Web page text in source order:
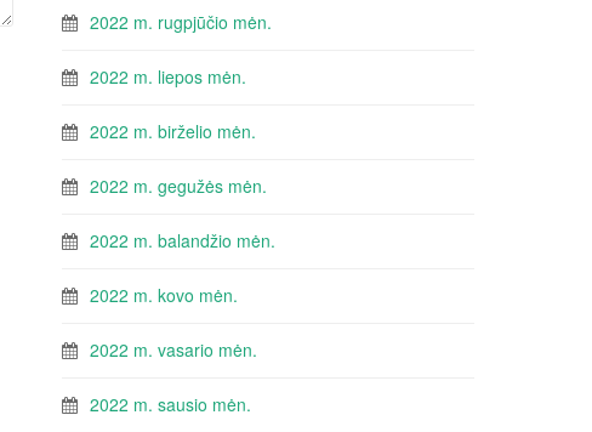
2022 m. rugpjūčio mėn.
2022 m. liepos mėn.
2022 m. birželio mėn.
2022 m. gegužės mėn.
2022 m. balandžio mėn.
2022 m. kovo mėn.
2022 m. vasario mėn.
2022 m. sausio mėn.